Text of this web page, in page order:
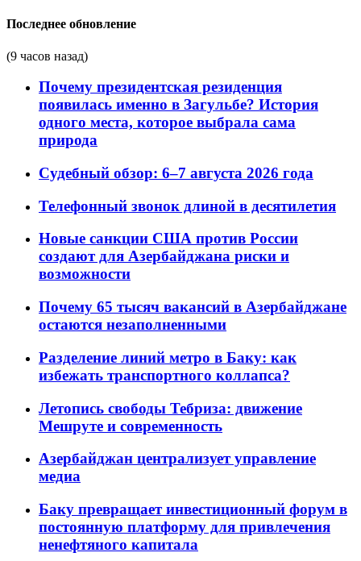
Последнее обновление
(9 часов назад)
Почему президентская резиденция
появилась именно в Загульбе? История
одного места, которое выбрала сама
природа
Судебный обзор: 6–7 августа 2026 года
Телефонный звонок длиной в десятилетия
Новые санкции США против России
создают для Азербайджана риски и
возможности
Почему 65 тысяч вакансий в Азербайджане
остаются незаполненными
Разделение линий метро в Баку: как
избежать транспортного коллапса?
Летопись свободы Тебриза: движение
Мешруте и современность
Азербайджан централизует управление
медиа
Баку превращает инвестиционный форум в
постоянную платформу для привлечения
ненефтяного капитала